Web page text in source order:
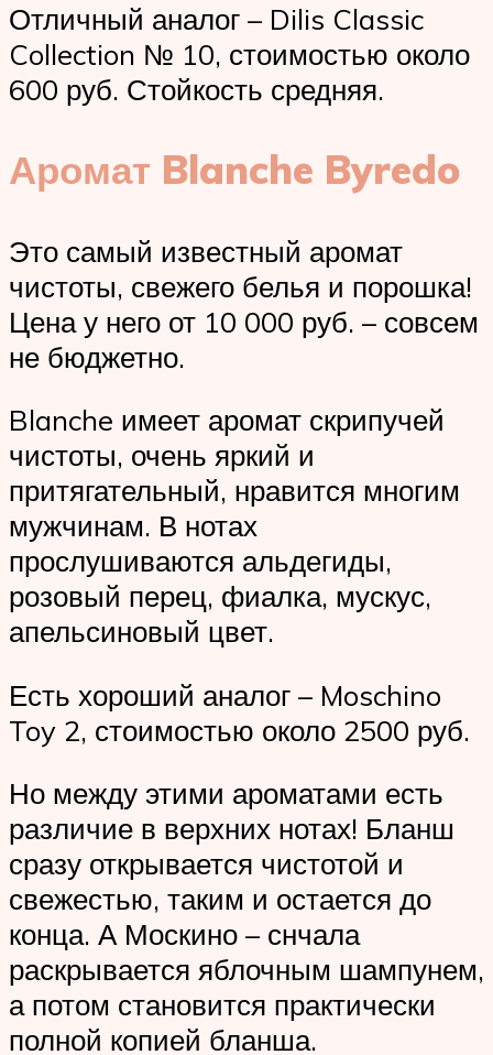
Отличный аналог – Dilis Classic
Collection № 10, стоимостью около
600 руб. Стойкость средняя.
Аромат Blanche Byredo
Это самый известный аромат
чистоты, свежего белья и порошка!
Цена у него от 10 000 руб. – совсем
не бюджетно.
Blanche имеет аромат скрипучей
чистоты, очень яркий и
притягательный, нравится многим
мужчинам. В нотах
прослушиваются альдегиды,
розовый перец, фиалка, мускус,
апельсиновый цвет.
Есть хороший аналог – Moschino
Toy 2, стоимостью около 2500 руб.
Но между этими ароматами есть
различие в верхних нотах! Бланш
сразу открывается чистотой и
свежестью, таким и остается до
конца. А Москино – снчала
раскрывается яблочным шампунем,
а потом становится практически
полной копией бланша.